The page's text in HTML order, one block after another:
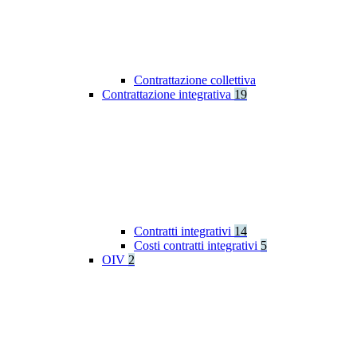
Contrattazione collettiva
Contrattazione integrativa 19
Contratti integrativi 14
Costi contratti integrativi 5
OIV 2